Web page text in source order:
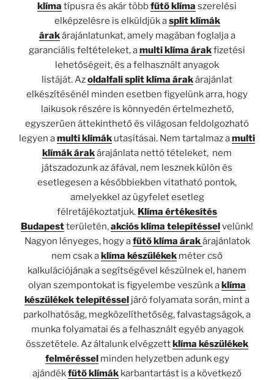
klíma típusra és akár többfűtő klíma szerelési
elképzelésre is elküldjük asplit klímák
árakárajánlatunkat, amely magában foglalja a
garanciális feltételeket, amulti klíma árakfizetési
lehetőségeit, és a felhasznált anyagok
listáját. Azoldalfali split klíma árakárajánlat
elkészítésénél minden esetben figyelünk arra, hogy
laikusok részére is könnyedén értelmezhető,
egyszerűen áttekinthető és világosan feldolgozható
legyen amulti klímák utasításai. Nem tartalmaz amulti
klímák árakárajánlata nettó tételeket, nem
játszadozunk az áfával, nem lesznek külön és
esetlegesen a későbbiekben vitatható pontok,
amelyekkel az ügyfelet esetleg
félretájékoztatjuk. Klíma értékesítés
Budapestterületén,akciós klíma telepítéssel velünk!
Nagyon lényeges, hogy afűtő klíma árakárajánlatok
nem csak a klíma készülékek méter cső
kalkulációjának a segítségével készülnek el, hanem
olyan szempontokat is figyelembe veszünk a klíma
készülékek telepítéssel járó folyamata során, mint a
parkolhatóság, megközelíthetőség, falvastagságok, a
munka folyamatai és a felhasznált egyéb anyagok
összetétele. Az általunk elvégzett klíma készülékek
felméréssel minden helyzetben adunk egy
ajándékfűtő klímák karbantartást is a következő